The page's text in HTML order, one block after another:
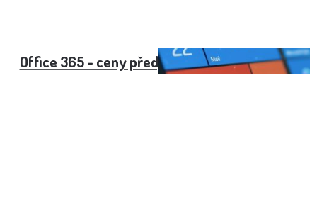
Office 365 - ceny předplatného pro rok 2022